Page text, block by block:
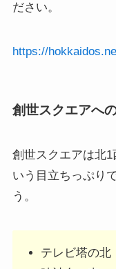
ださい。
https://
創世スクエアへ
創世スクエアは北
いう目立ちっぷり
う。
テレビ塔の北